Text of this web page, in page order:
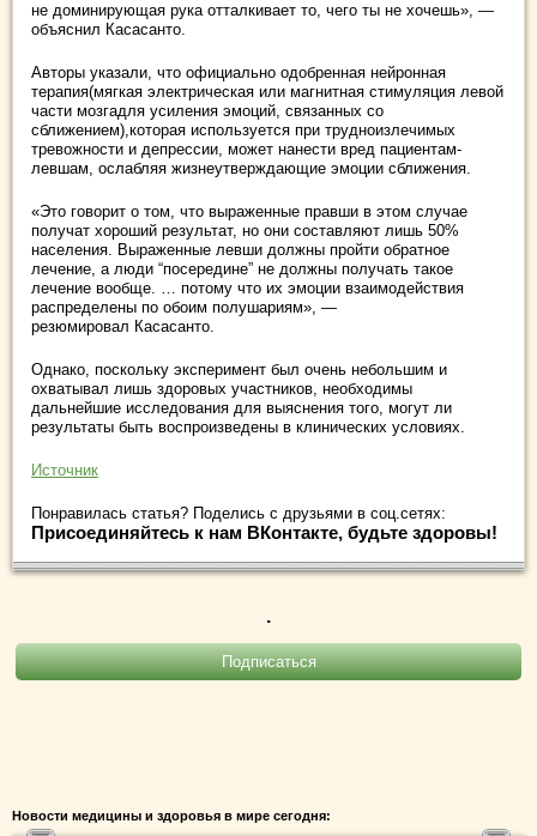
не доминирующая рука отталкивает то, чего ты не хочешь», —
объяснил Касасанто.
Авторы указали, что официально одобренная нейронная
терапия(мягкая электрическая или магнитная стимуляция левой
части мозгадля усиления эмоций, связанных со
сближением),которая используется при трудноизлечимых
тревожности и депрессии, может нанести вред пациентам-
левшам, ослабляя жизнеутверждающие эмоции сближения.
«Это говорит о том, что выраженные правши в этом случае
получат хороший результат, но они составляют лишь 50%
населения. Выраженные левши должны пройти обратное
лечение, а люди “посередине” не должны получать такое
лечение вообще. … потому что их эмоции взаимодействия
распределены по обоим полушариям», —
резюмировал Касасанто.
Однако, поскольку эксперимент был очень небольшим и
охватывал лишь здоровых участников, необходимы
дальнейшие исследования для выяснения того, могут ли
результаты быть воспроизведены в клинических условиях.
Источник
Понравилась статья? Поделись с друзьями в соц.сетях:
Присоединяйтесь к нам ВКонтакте, будьте здоровы!
.
Новости медицины и здоровья в мире сегодня: